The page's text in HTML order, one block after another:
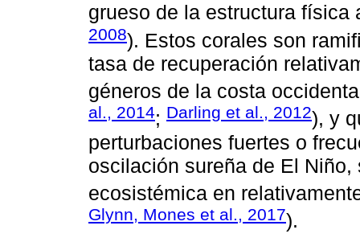
grueso de la estructura física
2008). Estos corales son
tasa de recuperación
géneros de la costa
al., 2014; Darling et al., 2012), y
perturbaciones fuertes o
oscilación sureña de El
ecosistémica en
Glynn, Mones et al., 2017).